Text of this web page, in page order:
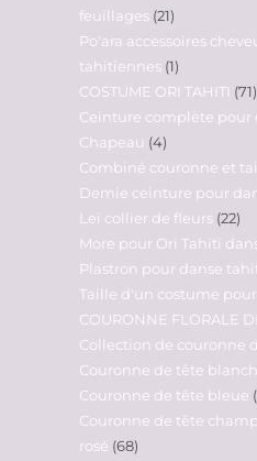
feuillages 21
Po'ara accessoires
tahitiennes 1
COSTUME ORI TAHITI
71
Ceinture complète pour
Chapeau 4
Combiné couronne et
Demie ceinture pour
Lei collier de fleurs 22
More pour Ori Tahiti
Plastron pour danse
Taille d'un costume
COURONNE FLORALE
Collection de couronne
Couronne de tête
Couronne de tête bleue
Couronne de tête
rosé 68